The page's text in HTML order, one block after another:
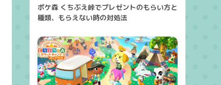
ポケ森 くちぶえ峠でプレゼントのもらい方と
種類、もらえない時の対処法